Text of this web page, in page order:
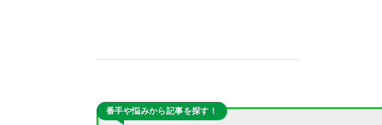
番手や悩みから記事を探す！